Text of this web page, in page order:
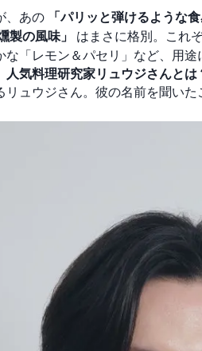
、あの
「パリッと弾けるような食
製の風味」
はまさに格別。これ
「レモン＆パセリ」など、用
人気料理研究家リュウジさんとは
リュウジさん。彼の名前を聞い